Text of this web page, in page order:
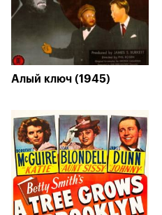
Алый ключ (1945)